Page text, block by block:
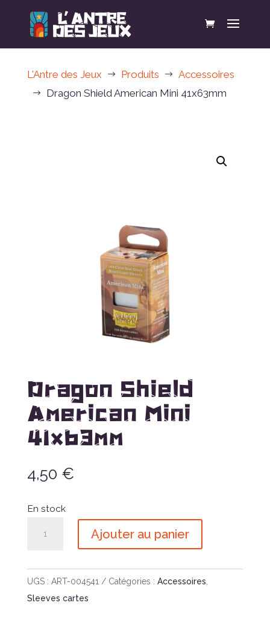
L'Antre des Jeux $ Produits $ Accessoires
$ Dragon Shield American Mini 41x63mm
Dragon Shield
American Mini
41x63mm
4,50 €
En stock
Shield
American
Ajouter au panier
UGS : ART-004541 Catégories : Accessoires,
Sleeves cartes